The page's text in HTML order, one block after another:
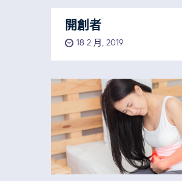
開創者
18 2 月, 2019